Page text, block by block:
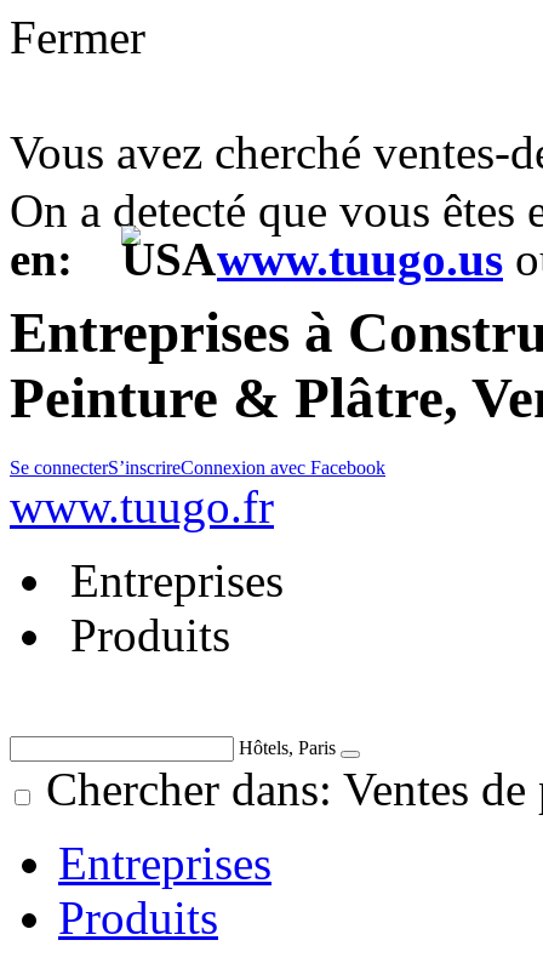
Fermer
Vous avez cherché
On a detecté que vous
en:
www.tuugo.us
Entreprises à
Peinture & Plâtre,
Se connecterS’inscrireConnexion avec Facebook
www.tuugo.fr
Entreprises
Produits
Hôtels, Paris
Chercher dans: Ventes
Entreprises
Produits